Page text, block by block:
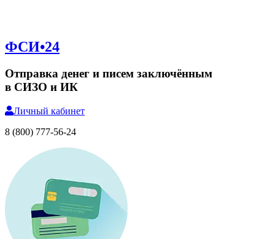
ФСИ•24
Отправка денег и писем заключённым
в СИЗО и ИК
Личный кабинет
8 (800) 777-56-24